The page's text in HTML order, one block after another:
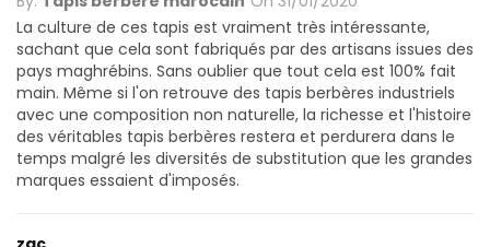
La culture de ces tapis est vraiment très intéressante,
sachant que cela sont fabriqués par des artisans issues des
pays maghrébins. Sans oublier que tout cela est 100% fait
main. Même si l'on retrouve des tapis berbères industriels
avec une composition non naturelle, la richesse et l'histoire
des véritables tapis berbères restera et perdurera dans le
temps malgré les diversités de substitution que les grandes
marques essaient d'imposés.